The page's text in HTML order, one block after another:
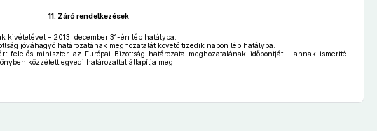
11. Záró rendelkezések
kivételével – 2013. december 31-én lép hatályba.
jóváhagyó határozatának meghozatalát követő tizedik napon lép hatályba.
felelős miniszter az Európai Bizottság határozata meghozatalának időpontját – annak ismertté
közzétett egyedi határozattal állapítja meg.